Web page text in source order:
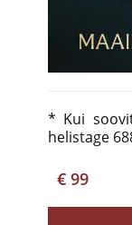
* Kui
helistage
€ 99